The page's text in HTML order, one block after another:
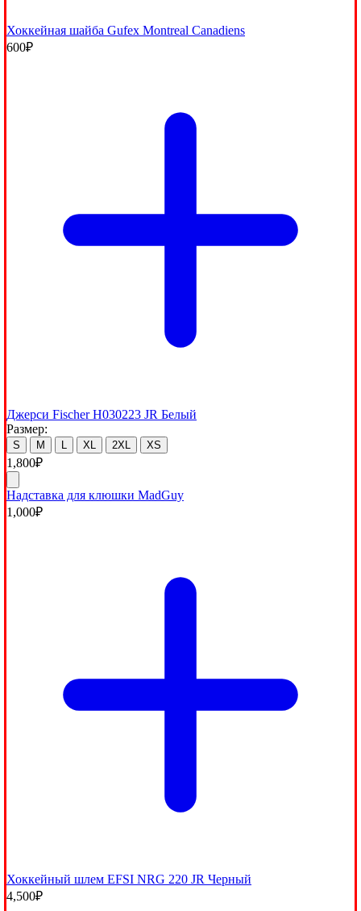
Хоккейная шайба Gufex Montreal Canadiens
600₽
Джерси Fischer H030223 JR Белый
Размер:
S M XL 2XL XS
1,800₽
Надставка для клюшки MadGuy
1,000₽
Хоккейный шлем EFSI NRG 220 JR Черный
4,500₽